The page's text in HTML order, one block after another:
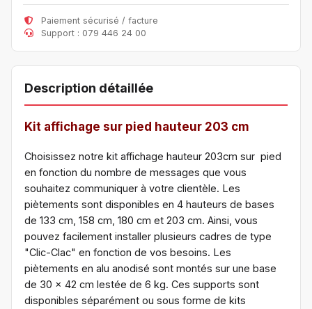
Paiement sécurisé / facture
Support : 079 446 24 00
Description détaillée
Kit affichage sur pied hauteur 203 cm
Choisissez notre kit affichage hauteur 203cm sur pied
en fonction du nombre de messages que vous
souhaitez communiquer à votre clientèle. Les
piètements sont disponibles en 4 hauteurs de bases
de 133 cm, 158 cm, 180 cm et 203 cm. Ainsi, vous
pouvez facilement installer plusieurs cadres de type
"Clic-Clac" en fonction de vos besoins. Les
piètements en alu anodisé sont montés sur une base
de 30 x 42 cm lestée de 6 kg. Ces supports sont
disponibles séparément ou sous forme de kits